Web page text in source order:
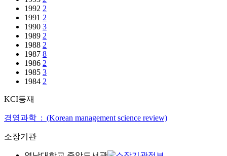
1992 2
1991 2
1990 3
1989 2
1988 2
1987 8
1986 2
1985 3
1984 2
KCI등재
경영과학 : (Korean management science review)
소장기관